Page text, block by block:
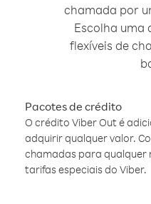
chamada por
Escolha uma
flexíveis de
Pacotes de crédito
O crédito Viber Out é
adquirir qualquer valor.
chamadas para qualquer
tarifas especiais do Viber.